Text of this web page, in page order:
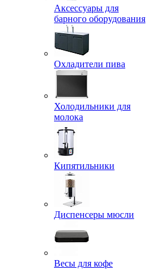
Аксессуары для
барного оборудования
Охладители пива
Холодильники для
молока
Кипятильники
Диспенсеры мюсли
Весы для кофе